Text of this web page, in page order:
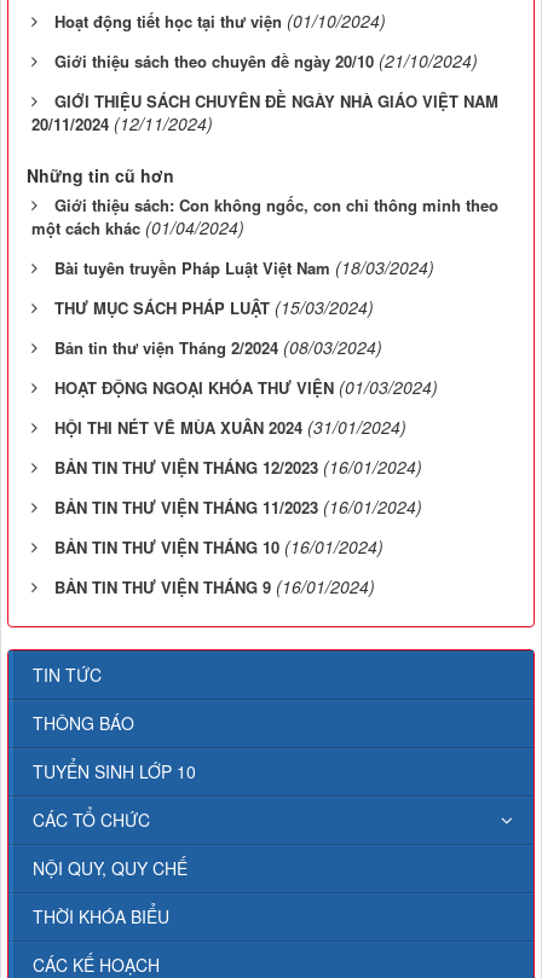
Hoạt động tiết học tại thư viện (01/10/2024)
Giới thiệu sách theo chuyên đề ngày 20/10 (21/10/2024)
GIỚI THIỆU SÁCH CHUYÊN ĐỀ NGÀY NHÀ GIÁO VIỆT NAM
20/11/2024 (12/11/2024)
Những tin cũ hơn
Giới thiệu sách: Con không ngốc, con chỉ thông minh theo
một cách khác (01/04/2024)
Bài tuyên truyền Pháp Luật Việt Nam (18/03/2024)
THƯ MỤC SÁCH PHÁP LUẬT (15/03/2024)
Bản tin thư viện Tháng 2/2024 (08/03/2024)
HOẠT ĐỘNG NGOẠI KHÓA THƯ VIỆN (01/03/2024)
HỘI THI NÉT VẼ MÙA XUÂN 2024 (31/01/2024)
BẢN TIN THƯ VIỆN THÁNG 12/2023 (16/01/2024)
BẢN TIN THƯ VIỆN THÁNG 11/2023 (16/01/2024)
BẢN TIN THƯ VIỆN THÁNG 10 (16/01/2024)
BẢN TIN THƯ VIỆN THÁNG 9 (16/01/2024)
TIN TỨC
THÔNG BÁO
TUYỂN SINH LỚP 10
CÁC TỔ CHỨC
NỘI QUY, QUY CHẾ
THỜI KHÓA BIỂU
CÁC KẾ HOẠCH